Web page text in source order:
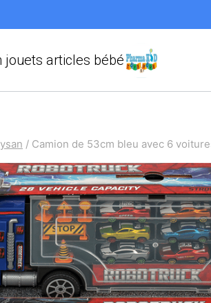
jouets articles bébé
/ Camion de 53cm bleu avec 6